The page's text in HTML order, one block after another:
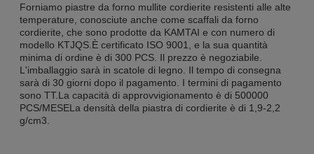
Forniamo piastre da forno mullite cordierite resistenti alle alte
temperature, conosciute anche come scaffali da forno
cordierite, che sono prodotte da KAMTAI e con numero di
modello KTJQS.È certificato ISO 9001, e la sua quantità
minima di ordine è di 300 PCS. Il prezzo è negoziabile.
L'imballaggio sarà in scatole di legno. Il tempo di consegna
sarà di 30 giorni dopo il pagamento. I termini di pagamento
sono TT.La capacità di approvvigionamento è di 500000
PCS/MESELa densità della piastra di cordierite è di 1,9-2,2
g/cm3.